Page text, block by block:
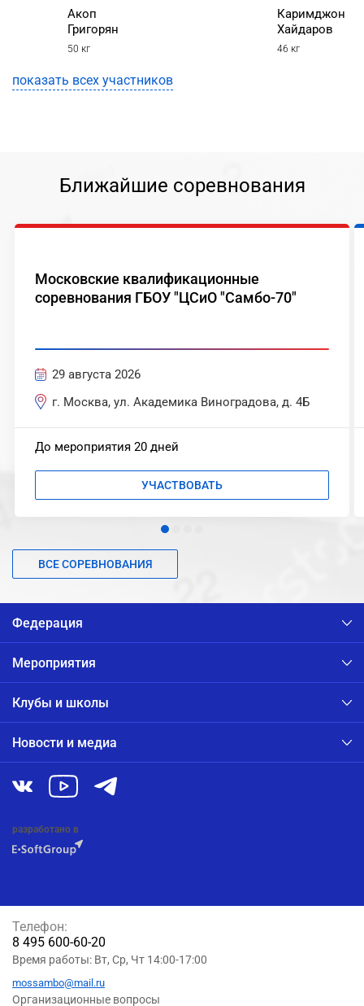
Акоп
Григорян
50 кг
Каримджон
Хайдаров
46 кг
показать всех участников
Ближайшие соревнования
Московские квалификационные
соревнования ГБОУ "ЦСиО "Самбо-70"
29 августа 2026
г. Москва, ул. Академика Виноградова, д. 4Б
До мероприятия 20 дней
УЧАСТВОВАТЬ
ВСЕ СОРЕВНОВАНИЯ
Федерация
Мероприятия
Клубы и школы
Новости и медиа
разработано в
Телефон:
8 495 600-60-20
Время работы: Вт, Ср, Чт 14:00-17:00
mossambo@mail.ru
Организационные вопросы